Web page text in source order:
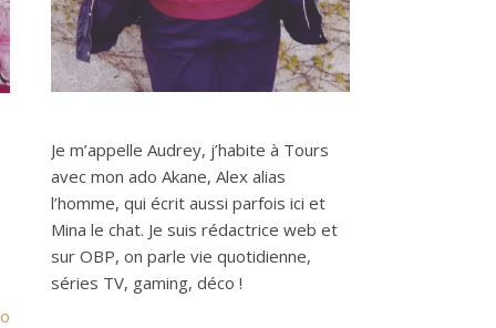
Je m’appelle Audrey, j’habite à Tours
avec mon ado Akane, Alex alias
l’homme, qui écrit aussi parfois ici et
Mina le chat. Je suis rédactrice web et
sur OBP, on parle vie quotidienne,
séries TV, gaming, déco !